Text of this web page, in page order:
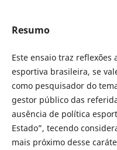
Resumo
Este ensaio traz
esportiva brasileira, se
como pesquisador do
gestor público das
ausência de política
Estado”, tecendo
mais próximo desse